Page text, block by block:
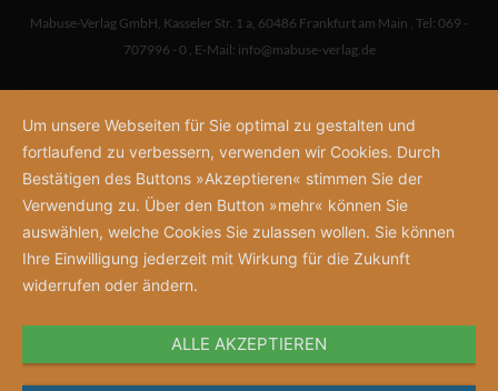
Mabuse-Verlag GmbH Kasseler Str. 1 a 60486 Frankfurt am Main Tel: 069 -
707996 - 0 E-Mail: info@mabuse-verlag.de
Um unsere Webseiten für Sie optimal zu gestalten und
fortlaufend zu verbessern, verwenden wir Cookies. Durch
Bestätigen des Buttons »Akzeptieren« stimmen Sie der
Verwendung zu. Über den Button »mehr« können Sie
auswählen, welche Cookies Sie zulassen wollen. Sie können
Ihre Einwilligung jederzeit mit Wirkung für die Zukunft
widerrufen oder ändern.
ALLE AKZEPTIEREN